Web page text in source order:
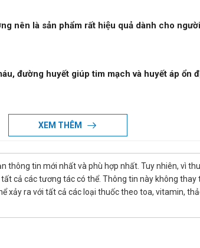
nên là sản phẩm rất hiệu quả dành cho
đường huyết giúp tim mạch và huyết áp ổn
thư, tăng khả năng miễn dịch của cơ thể và
Health:
khi ăn 15-20 phút.
XEM THÊM
thông tin mới nhất và phù hợp nhất. Tuy nhiên, vì
cả các tương tác có thể. Thông tin này không thay
xảy ra với tất cả các loại thuốc theo toa, vitamin,